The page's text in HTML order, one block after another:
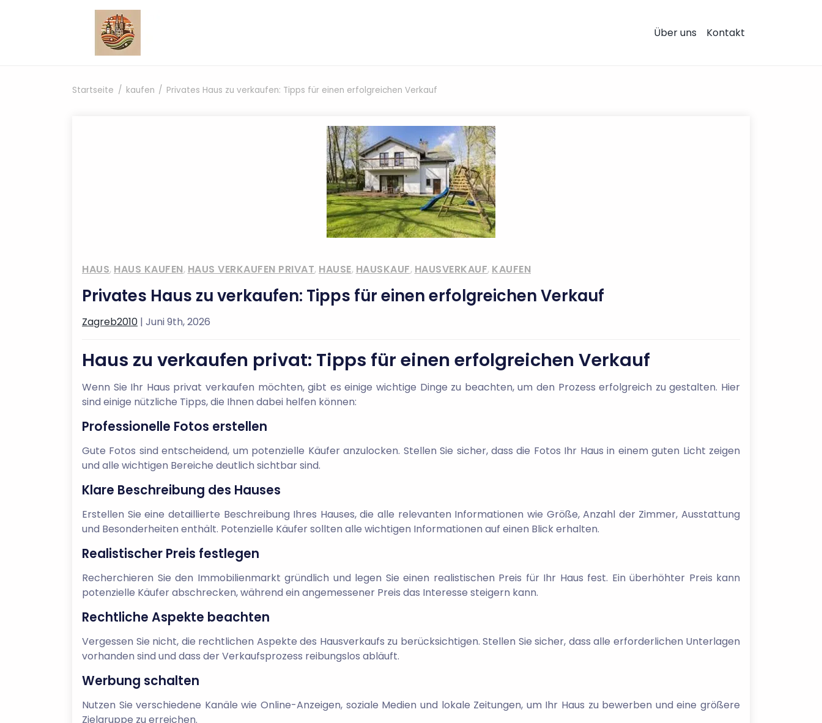
Über uns
Kontakt
Startseite kaufen Privates Haus zu verkaufen: Tipps für einen erfolgreichen Verkauf
HAUS, HAUS KAUFEN, HAUS VERKAUFEN PRIVAT, HAUSE, HAUSKAUF, HAUSVERKAUF, KAUFEN
Privates Haus zu verkaufen: Tipps für einen erfolgreichen Verkauf
Zagreb2010 | Juni 9th, 2026
Haus zu verkaufen privat: Tipps für einen erfolgreichen Verkauf
Wenn Sie Ihr Haus privat verkaufen möchten, gibt es einige wichtige Dinge zu beachten, um den Prozess erfolgreich zu gestalten. Hier
sind einige nützliche Tipps, die Ihnen dabei helfen können:
Professionelle Fotos erstellen
Gute Fotos sind entscheidend, um potenzielle Käufer anzulocken. Stellen Sie sicher, dass die Fotos Ihr Haus in einem guten Licht zeigen
und alle wichtigen Bereiche deutlich sichtbar sind.
Klare Beschreibung des Hauses
Erstellen Sie eine detaillierte Beschreibung Ihres Hauses, die alle relevanten Informationen wie Größe, Anzahl der Zimmer, Ausstattung
und Besonderheiten enthält. Potenzielle Käufer sollten alle wichtigen Informationen auf einen Blick erhalten.
Realistischer Preis festlegen
Recherchieren Sie den Immobilienmarkt gründlich und legen Sie einen realistischen Preis für Ihr Haus fest. Ein überhöhter Preis kann
potenzielle Käufer abschrecken, während ein angemessener Preis das Interesse steigern kann.
Rechtliche Aspekte beachten
Vergessen Sie nicht, die rechtlichen Aspekte des Hausverkaufs zu berücksichtigen. Stellen Sie sicher, dass alle erforderlichen Unterlagen
vorhanden sind und dass der Verkaufsprozess reibungslos abläuft.
Werbung schalten
Nutzen Sie verschiedene Kanäle wie Online-Anzeigen, soziale Medien und lokale Zeitungen, um Ihr Haus zu bewerben und eine größere
Zielgruppe zu erreichen.